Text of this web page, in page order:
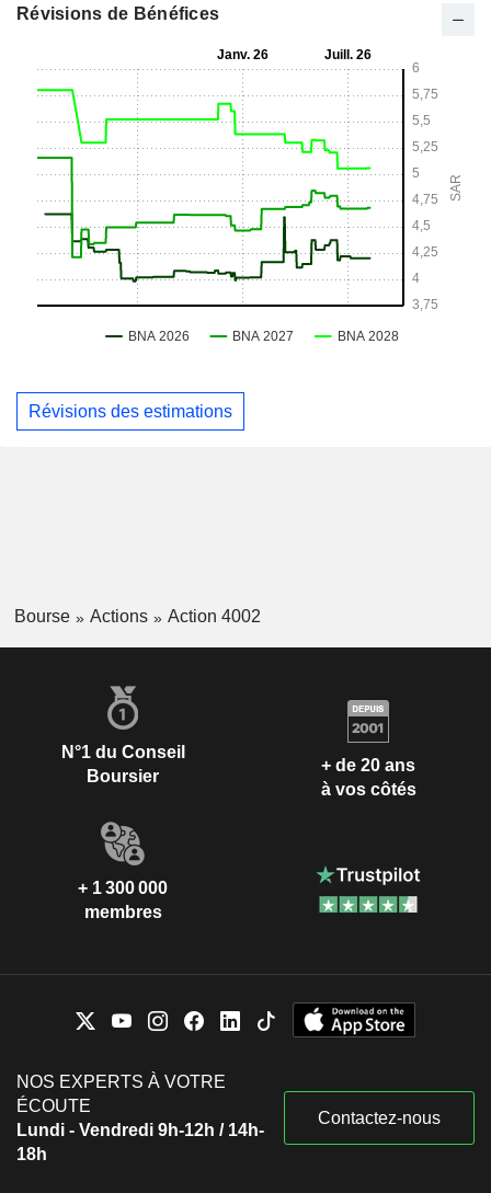
Révisions de Bénéfices
Révisions des estimations
Bourse Actions Action 4002
N°1 du Conseil
Boursier
+ de 20 ans
à vos côtés
+ 1 300 000
membres
NOS EXPERTS À VOTRE
ÉCOUTE
Lundi - Vendredi 9h-12h / 14h-
18h
Contactez-nous